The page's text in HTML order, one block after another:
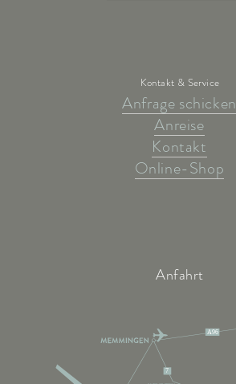
Kontakt & Service
Anfrage schicken
Anreise
Kontakt
Online-Shop
Anfahrt
A96
7